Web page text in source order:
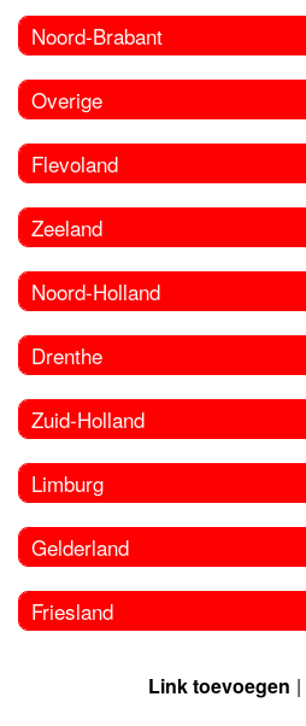
Noord-Brabant
Overige
Flevoland
Zeeland
Noord-Holland
Drenthe
Zuid-Holland
Limburg
Gelderland
Friesland
Link toevoegen